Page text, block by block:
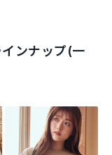
ンナップ(一